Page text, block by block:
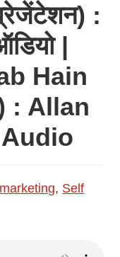
:
|
Hain
: Allan
, Self